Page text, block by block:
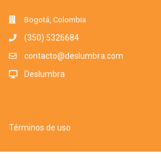
Bogotá, Colombia
(350) 5326684
contacto@deslumbra.com
Deslumbra
Términos de uso